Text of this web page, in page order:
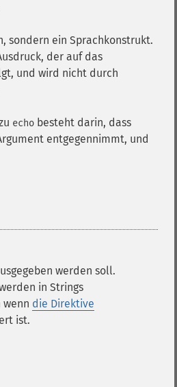
sondern ein Sprachkonstrukt.
der auf das
und wird nicht durch
echo besteht darin, dass
entgegennimmt, und
werden soll.
in Strings
die Direktive
ist.